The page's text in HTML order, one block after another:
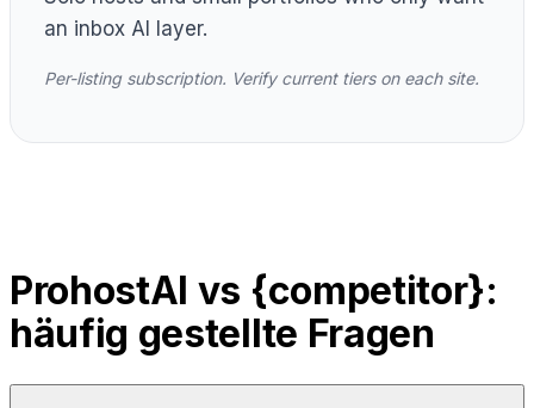
an inbox AI layer.
Per-listing subscription. Verify current tiers on each site.
ProhostAI vs {competitor}:
häufig gestellte Fragen